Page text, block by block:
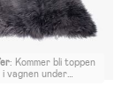
: Kommer bli toppen
vagnen under